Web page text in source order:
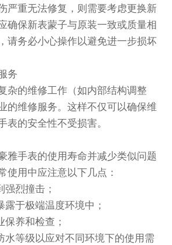
重无法修复，则需要考虑更换新
确保新表蒙子与原装一致或质量相
请务必小心操作以避免进一步损坏
务
的维修工作（如内部结构调整
的维修服务。这样不仅可以确保维
表的安全性不受损害。
手表的使用寿命并减少类似问题
使用中应注意以下几点：
烈撞击；
于极端温度环境中；
养和检查；
等级以应对不同环境下的使用需